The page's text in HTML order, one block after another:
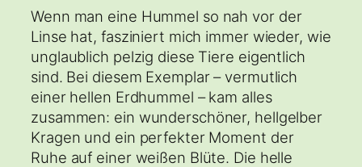
Wenn man eine Hummel so nah vor der
Linse hat, fasziniert mich immer wieder, wie
unglaublich pelzig diese Tiere eigentlich
sind. Bei diesem Exemplar – vermutlich
einer hellen Erdhummel – kam alles
zusammen: ein wunderschöner, hellgelber
Kragen und ein perfekter Moment der
Ruhe auf einer weißen Blüte. Die helle